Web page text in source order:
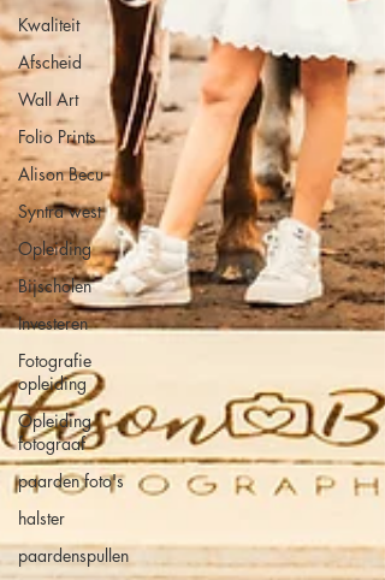
Kwaliteit
Afscheid
Wall Art
Folio Prints
Alison Becu
Syntra west
Opleiding
Bijscholen
Investeren
Fotografie
opleiding
Opleiding
fotograaf
paarden foto's
halster
paardenspullen